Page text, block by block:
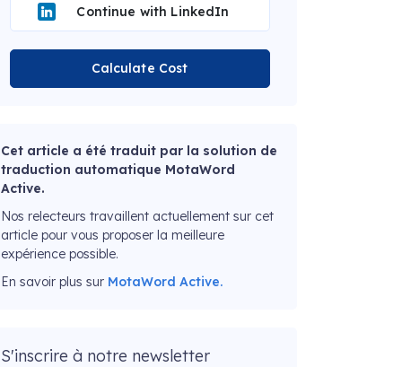
Continue with LinkedIn
Calculate Cost
Cet article a été traduit par la solution de
traduction automatique MotaWord
Active.
Nos relecteurs travaillent actuellement sur cet
article pour vous proposer la meilleure
expérience possible.
En savoir plus sur MotaWord Active.
S'inscrire à notre newsletter